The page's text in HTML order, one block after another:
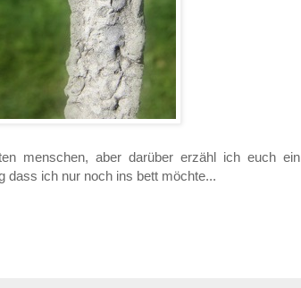
menschen, aber darüber erzähl ich euch ein
dass ich nur noch ins bett möchte...